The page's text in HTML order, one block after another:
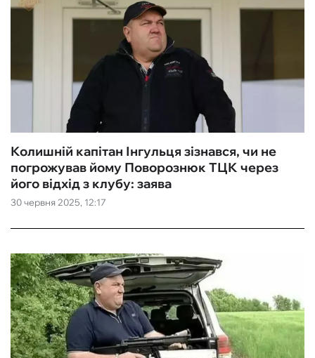
30 червня 2025, 12:17
Колишній капітан Інгульця зізнався, чи не
погрожував йому Поворознюк ТЦК через
його відхід з клубу: заява